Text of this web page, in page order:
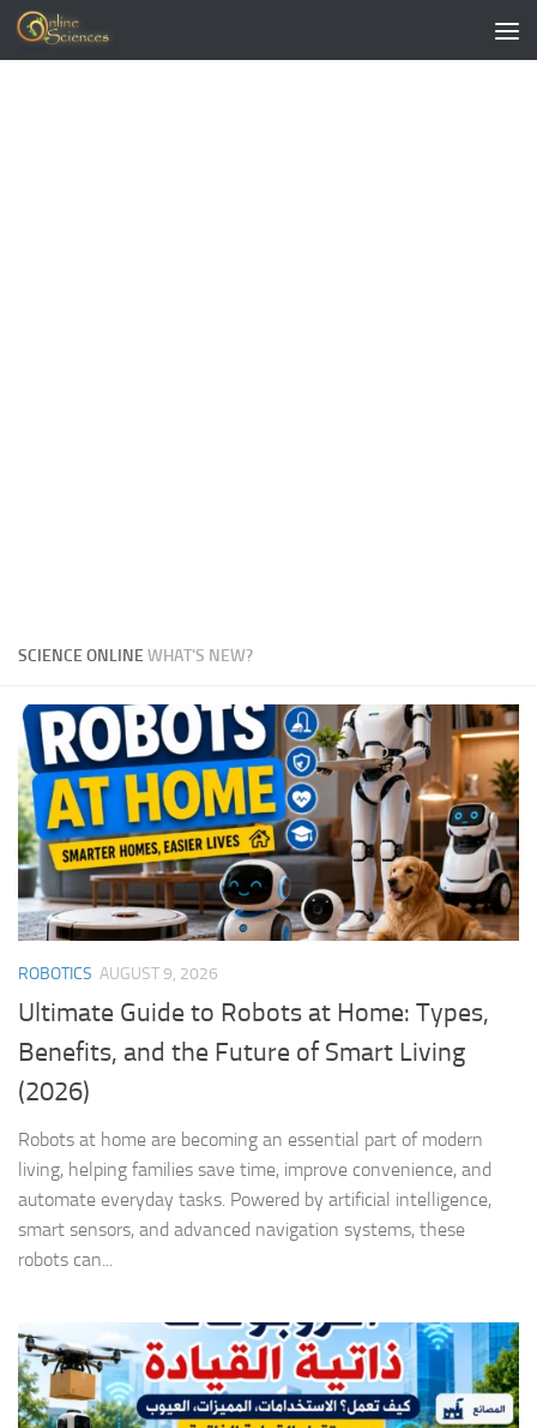
Skip to content
SCIENCE ONLINEWHAT'S NEW?
ROBOTICS AUGUST 9, 2026
Ultimate Guide to Robots at Home: Types,
Benefits, and the Future of Smart Living
(2026)
Robots at home are becoming an essential part of modern
living, helping families save time, improve convenience, and
automate everyday tasks. Powered by artificial intelligence,
smart sensors, and advanced navigation systems, these
robots can...